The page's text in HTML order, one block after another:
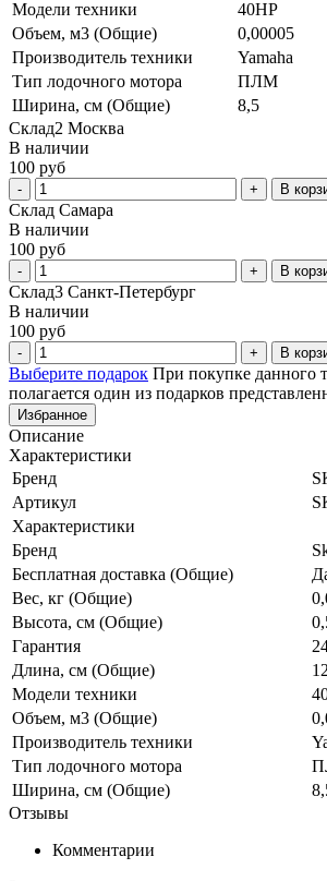
Модели техники
40HP
Объем, м3 (Общие)
0,00005
Производитель техники
Yamaha
Тип лодочного мотора
ПЛМ
Ширина, см (Общие)
8,5
Склад2 Москва
В наличии
100 руб
В
Склад Самара
В наличии
100 руб
В
Склад3 Санкт-Петербург
В наличии
100 руб
В
Выберите подарок При покупке данного
полагается один из подарков
Избранное
Описание
Характеристики
Бренд
Артикул
Характеристики
Бренд
Бесплатная доставка (Общие)
Вес, кг (Общие)
Высота, см (Общие)
Гарантия
Длина, см (Общие)
12
Модели техники
Объем, м3 (Общие)
Производитель техники
Тип лодочного мотора
Ширина, см (Общие)
Отзывы
Комментарии